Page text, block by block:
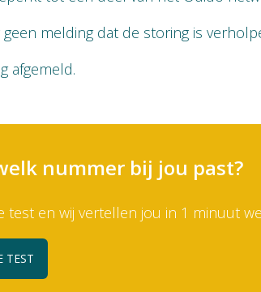
melding dat de storing is
afgemeld.
nummer bij jou past?
test en wij vertellen jou in 1 minuut
TEST